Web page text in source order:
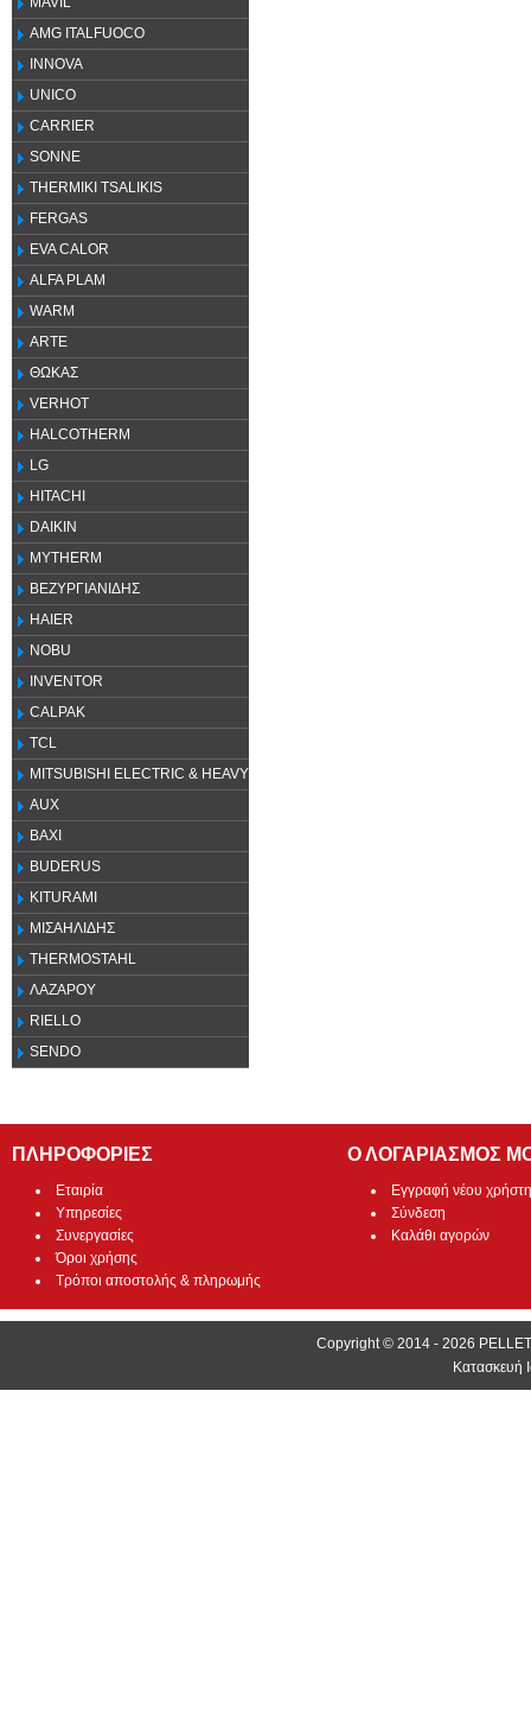
AMG ITALFUOCO
INNOVA
UNICO
CARRIER
SONNE
THERMIKI TSALIKIS
FERGAS
EVA CALOR
ALFA PLAM
WARM
ARTE
ΘΩΚΑΣ
VERHOT
HALCOTHERM
LG
HITACHI
DAIKIN
MYTHERM
ΒΕΖΥΡΓΙΑΝΙΔΗΣ
HAIER
NOBU
INVENTOR
CALPAK
TCL
MITSUBISHI ELECTRIC & HEAVY
AUX
ΒΑΧΙ
BUDERUS
KITURAMI
ΜΙΣΑΗΛΙΔΗΣ
THERMOSTAHL
ΛΑΖΑΡΟΥ
RIELLO
SENDO
ΠΛΗΡΟΦΟΡΙΕΣ
Εταιρία
Υπηρεσίες
Συνεργασίες
Όροι χρήσης
Τρόποι αποστολής & πληρωμής
Ο ΛΟΓΑΡΙΑΣΜΟΣ
Εγγραφή νέου χρήστη
Σύνδεση
Καλάθι αγορών
Copyright © 2014 - 2026
Κατασκευή